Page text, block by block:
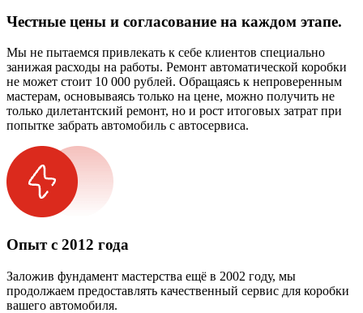
Честные цены и согласование на каждом этапе.
Мы не пытаемся привлекать к себе клиентов специально
занижая расходы на работы. Ремонт автоматической коробки
не может стоит 10 000 рублей. Обращаясь к непроверенным
мастерам, основываясь только на цене, можно получить не
только дилетантский ремонт, но и рост итоговых затрат при
попытке забрать автомобиль с автосервиса.
Опыт с 2012 года
Заложив фундамент мастерства ещё в 2002 году, мы
продолжаем предоставлять качественный сервис для коробки
вашего автомобиля.